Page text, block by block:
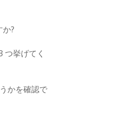
?
挙げてく
かを確認で